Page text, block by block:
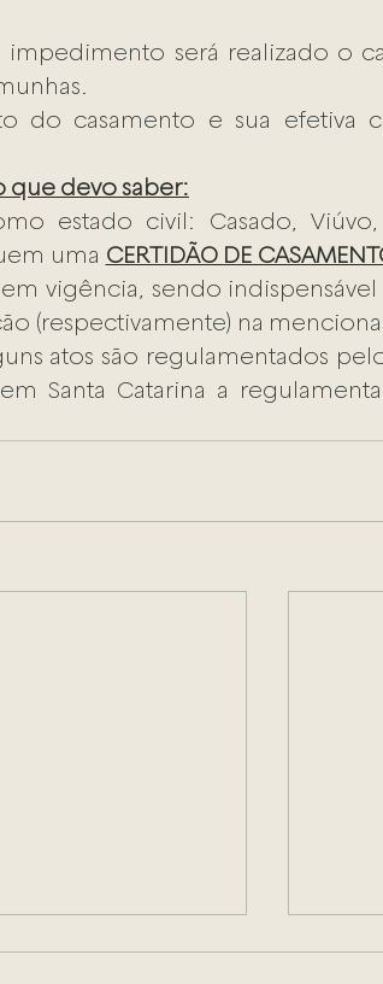
será realizado o
do casamento e sua efetiva
que devo saber:
estado civil: Casado, Viúvo,
uma CERTIDÃO DE
vigência, sendo indispensável
(respectivamente) na
atos são regulamentados
Santa Catarina a